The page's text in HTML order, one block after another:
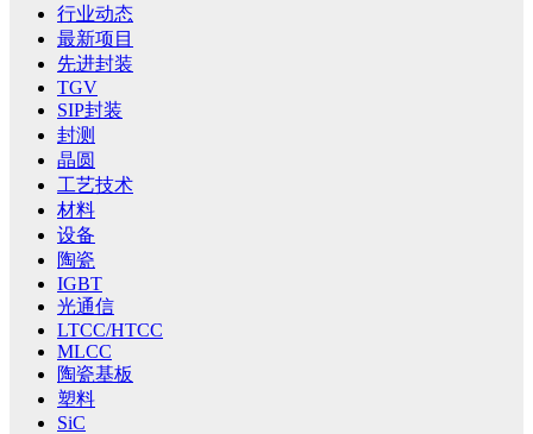
行业动态
最新项目
先进封装
TGV
SIP封装
封测
晶圆
工艺技术
材料
设备
陶瓷
IGBT
光通信
LTCC/HTCC
MLCC
陶瓷基板
塑料
SiC